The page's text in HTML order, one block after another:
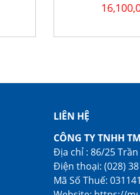
LIÊN HỆ
CÔNG TY TNHH
Địa chỉ : 86/25
Điện thoại: (028)
Mã Số Thuế: